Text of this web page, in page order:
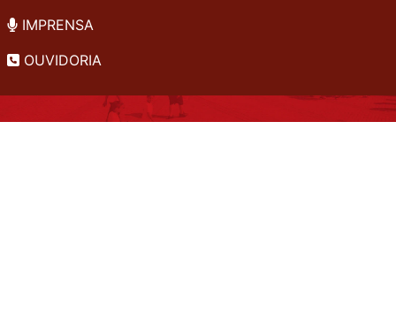
IMPRENSA
OUVIDORIA